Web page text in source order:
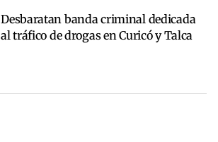
Desbaratan banda criminal dedicada
al tráfico de drogas en Curicó y Talca